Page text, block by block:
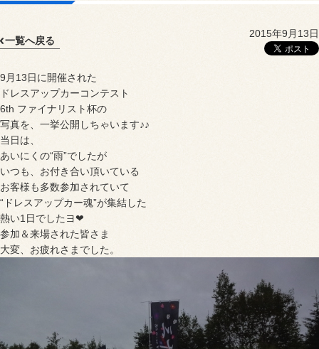
一覧へ戻る
2015年9月13日
9月13日に開催された
ドレスアップカーコンテスト
6th ファイナリスト杯の
写真を、一挙公開しちゃいます♪♪
当日は、
あいにくの“雨”でしたが
いつも、お付き合い頂いている
お客様も多数参加されていて
“ドレスアップカー魂”が集結した
熱い1日でしたヨ❤
参加＆来場された皆さま
大変、お疲れさまでした。